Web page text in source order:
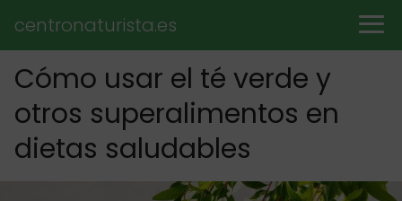
centronaturista.es
Cómo usar el té verde y
otros superalimentos en
dietas saludables